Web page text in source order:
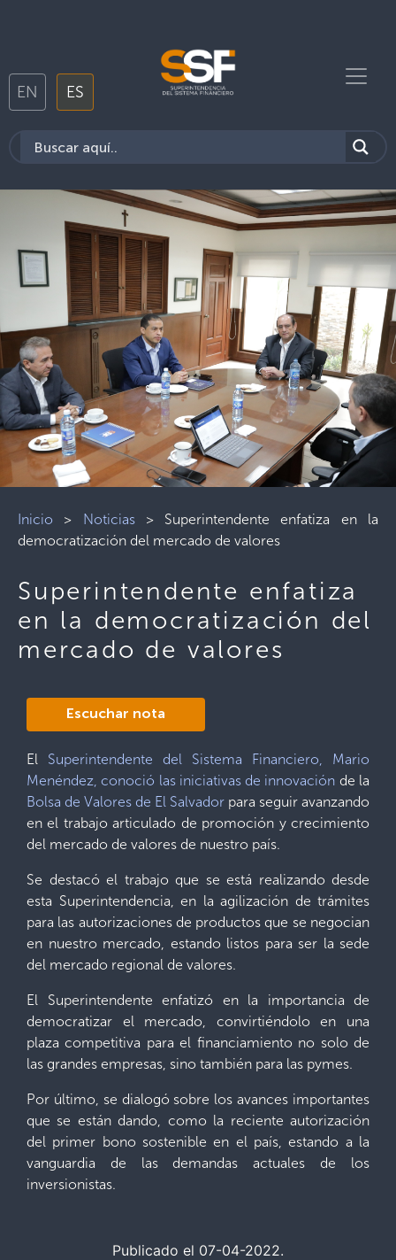
EN ES
Inicio > Noticias> Superintendente enfatiza en la
democratización del mercado de valores
Superintendente enfatiza
en la democratización del
mercado de valores
Escuchar nota
El Superintendente del Sistema Financiero, Mario
Menéndez, conoció las iniciativas de innovación de la
Bolsa de Valores de El Salvador para seguir avanzando
en el trabajo articulado de promoción y crecimiento
del mercado de valores de nuestro país.
Se destacó el trabajo que se está realizando desde
esta Superintendencia, en la agilización de trámites
para las autorizaciones de productos que se negocian
en nuestro mercado, estando listos para ser la sede
del mercado regional de valores.
El Superintendente enfatizó en la importancia de
democratizar el mercado, convirtiéndolo en una
plaza competitiva para el financiamiento no solo de
las grandes empresas, sino también para las pymes.
Por último, se dialogó sobre los avances importantes
que se están dando, como la reciente autorización
del primer bono sostenible en el país, estando a la
vanguardia de las demandas actuales de los
inversionistas.
Publicado el 07-04-2022.